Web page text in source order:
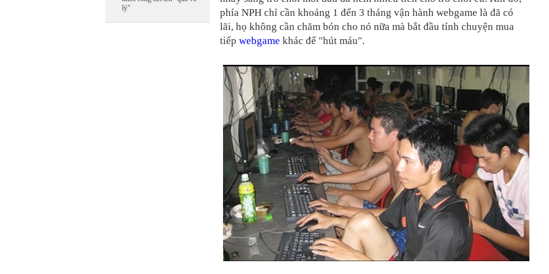
lý"
phía NPH chỉ cần khoảng 1 đến 3 tháng vận hành webgame là đã có
lãi, họ không cần chăm bón cho nó nữa mà bắt đầu tính chuyện mua
tiếp webgame khác để "hút máu".